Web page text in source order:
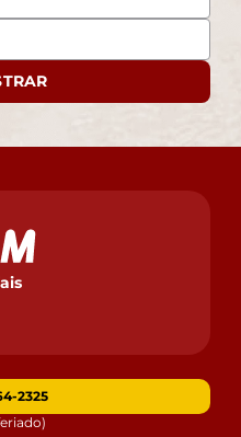
por subir
por guincho em
são de
2325